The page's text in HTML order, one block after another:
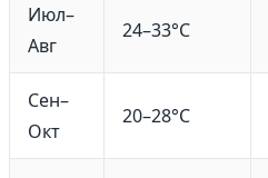
Июл–
Авг
24–33°C
Сен–
Окт
20–28°C